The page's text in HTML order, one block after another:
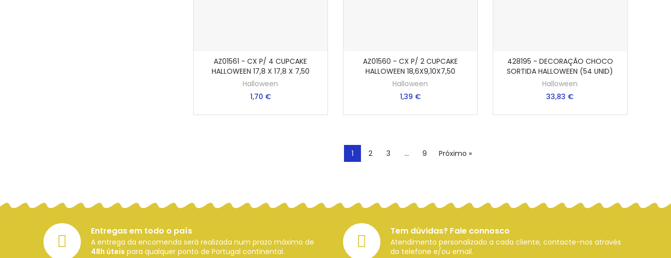
VER MAIS
AZ01561 - CX P/ 4 CUPCAKE
HALLOWEEN 17,8 X 17,8 X 7,50
Halloween
1,70 €
ADICIONAR AO CARRINHO
AZ01560 - CX P/ 2 CUPCAKE
HALLOWEEN 18,6X9,10X7,50
Halloween
1,39 €
ADICIONAR AO CARRINHO
428195 - DECORAÇÃO CHOCO
SORTIDA HALLOWEEN (54 UNID)
Halloween
33,83 €
1 2 3 … 9 Próximo »
Entregas em todo o país
A entrega da encomenda será realizada num prazo máximo de
48h úteis para qualquer ponto de Portugal continental.
Tem dúvidas? Fale connosco
Atendimento personalizado a cada cliente, contacte-nos através
do telefone e/ou email.